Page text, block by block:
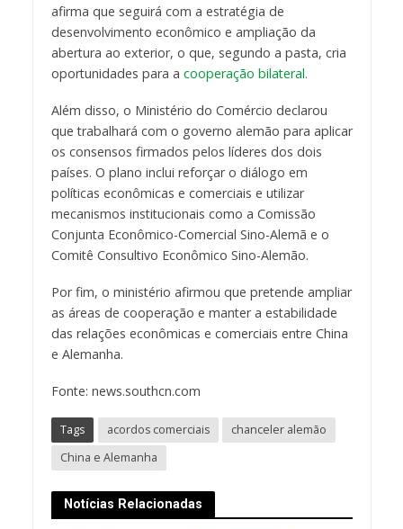
afirma que seguirá com a estratégia de
desenvolvimento econômico e ampliação da
abertura ao exterior, o que, segundo a pasta, cria
oportunidades para a cooperação bilateral.
Além disso, o Ministério do Comércio declarou
que trabalhará com o governo alemão para aplicar
os consensos firmados pelos líderes dos dois
países. O plano inclui reforçar o diálogo em
políticas econômicas e comerciais e utilizar
mecanismos institucionais como a Comissão
Conjunta Econômico-Comercial Sino-Alemã e o
Comitê Consultivo Econômico Sino-Alemão.
Por fim, o ministério afirmou que pretende ampliar
as áreas de cooperação e manter a estabilidade
das relações econômicas e comerciais entre China
e Alemanha.
Fonte: news.southcn.com
Tags acordos comerciais
chanceler alemão
China e Alemanha
Notícias Relacionadas